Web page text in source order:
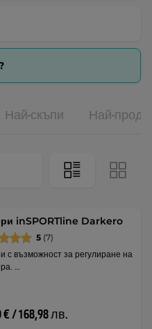
Най-скъпи Най-
inSPORTline Darkero
5 (7)
с възможност за регулиране на
…
€ / 168,98 лв.